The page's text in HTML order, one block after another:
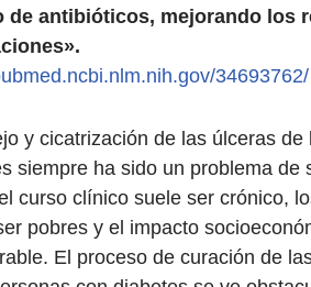
de antibióticos, mejorando los
34693762/
y cicatrización de las úlceras de
siempre ha sido un problema de
curso clínico suele ser crónico,
pobres y el impacto
El proceso de curación de